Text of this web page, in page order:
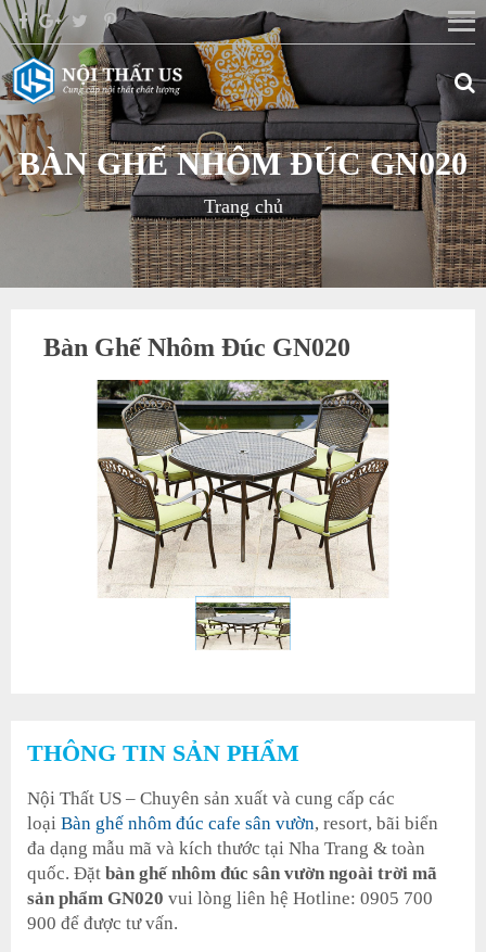
BÀN GHẾ NHÔM ĐÚC GN020
Trang chủ
Bàn Ghế Nhôm Đúc GN020
THÔNG TIN SẢN PHẨM
Nội Thất US – Chuyên sản xuất và cung cấp các
loại Bàn ghế nhôm đúc cafe sân vườn, resort, bãi biển
đa dạng mẫu mã và kích thước tại Nha Trang & toàn
quốc. Đặt bàn ghế nhôm đúc sân vườn ngoài trời mã
sản phẩm GN020 vui lòng liên hệ Hotline: 0905 700
900 để được tư vấn.